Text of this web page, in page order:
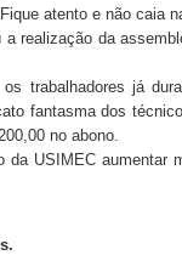
atento e não caia
realização da
trabalhadores já
fantasma dos
no abono.
USIMEC aumentar